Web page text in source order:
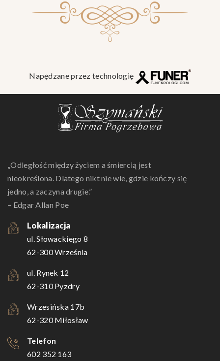
Napędzane przez technologię
„Odległość między życiem a śmiercią jest
nieokreślona. Dlatego nikt nie wie, gdzie kończy się
jedno, a zaczyna drugie.”
– Edgar Allan Poe
Lokalizacja
ul. Słowackiego 8
62-300 Września
ul. Rynek 12
62-310 Pyzdry
Wrzesińska 17b
62-320 Miłosław
Telefon
602 352 163